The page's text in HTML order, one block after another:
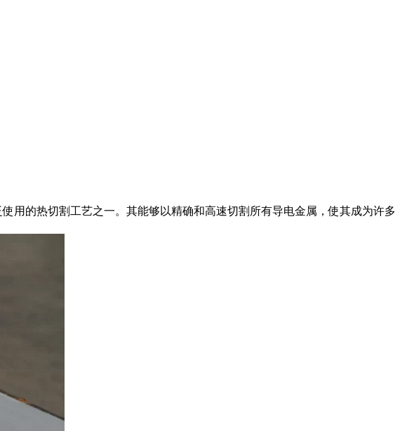
用的热切割工艺之一。其能够以精确和高速切割所有导电金属，使其成为许